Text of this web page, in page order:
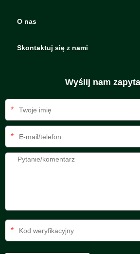
O nas
Skontaktuj się z nami
Wyślij nam
*
*
*